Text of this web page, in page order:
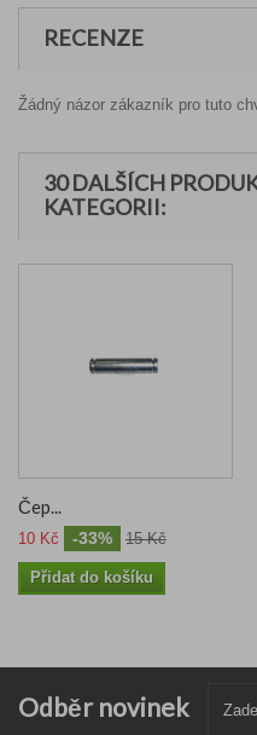
RECENZE
Žádný názor zákazník pro tuto
30 DALŠÍCH
KATEGORII:
Čep...
10 Kč -33% 15 Kč
Přidat do košíku
Odběr novinek